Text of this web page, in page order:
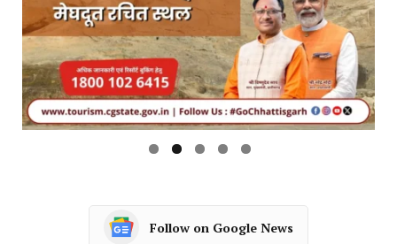
Follow on Google News